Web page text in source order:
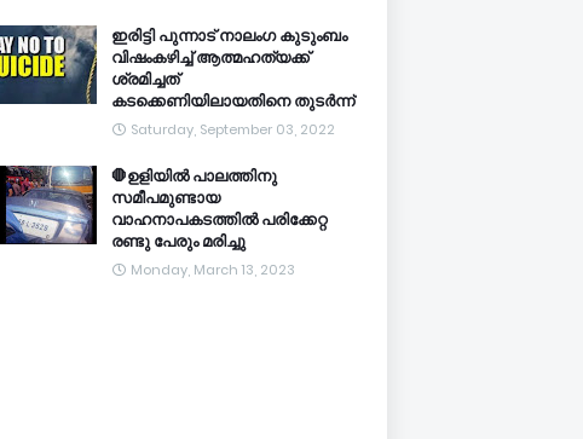
ഇരിട്ടി പുന്നാട് നാലംഗ കുടുംബം
വിഷംകഴിച്ച്‌ ആത്മഹത്യക്ക്
ശ്രമിച്ചത്
കടക്കെണിയിലായതിനെ തുടർന്ന്
Saturday, September 03, 2022
🛑ഉളിയിൽ പാലത്തിനു
സമീപമുണ്ടായ
വാഹനാപകടത്തിൽ പരിക്കേറ്റ
രണ്ടു പേരും മരിച്ചു
Monday, March 13, 2023